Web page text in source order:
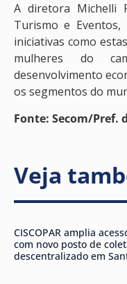
A diretora Michelli
Turismo e Eventos,
iniciativas como
mulheres do
desenvolvimento
os segmentos do
Fonte: Secom/Pref.
Veja
CISCOPAR amplia
com novo posto de
descentralizado em